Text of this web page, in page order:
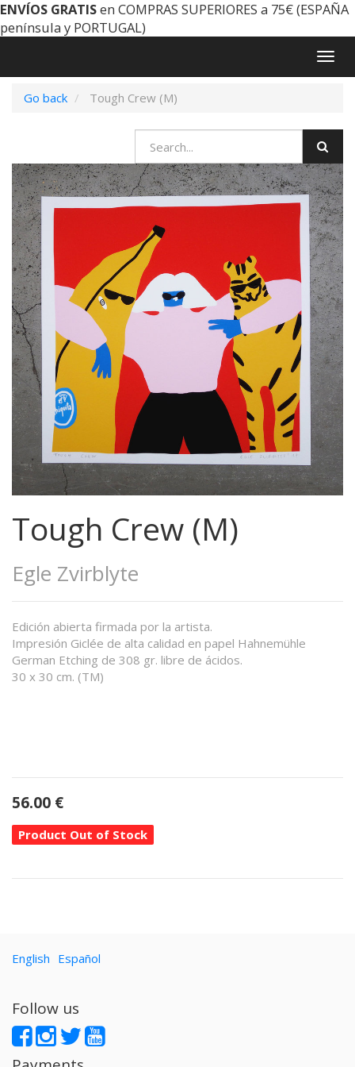
ENVÍOS GRATISen COMPRAS SUPERIORES a 75€ (ESPAÑA
península y PORTUGAL)
Go back
Tough Crew (M)
Tough Crew (M)
Egle Zvirblyte
Edición abierta firmada por la artista.
Impresión Giclée de alta calidad en papel Hahnemühle
German Etching de 308 gr. libre de ácidos.
30 x 30 cm. (TM)
56.00 €
Product Out of Stock
English Español
Follow us